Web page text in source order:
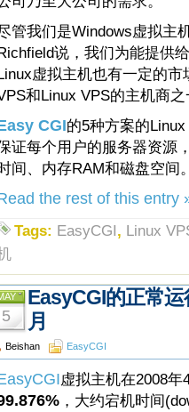
管我们是Windows虚拟主
说，我们为能提供
虚拟主机也有一定的
和Linux VPS的主机商
CGI的5种方案的
证每个用户的服务器资源
间、内存RAM和磁盘空间
the rest of this entry
Tags: EasyCGI, Linux
5
EasyCGI的正常
月
Beishan EasyCGI
虚拟主机在2008年
，大约宕机时间